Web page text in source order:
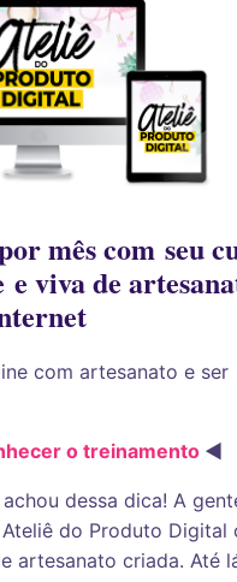
mês com seu
viva de
com artesanato e ser
o treinamento◄
dessa dica! A
do Produto Digital
artesanato criada. Até